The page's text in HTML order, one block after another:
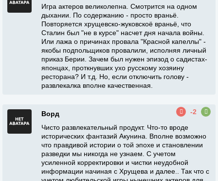
Игра актеров великолепна. Смотрится на одном
дыхании. По содержанию - просто враньё.
Повторяется хрущевско-жуковскоё враньё, что
Сталин был "не в курсе" насчет дня начала войны.
Или лажа о причинах провала "Красной капеллы" -
якобы подпольщиков провалили, исполняя личный
приказ Берии. Зачем был нужен эпизод о садистах-
японцах, проткнувших ухо русскому хозяину
ресторана? И т.д. Но, если отключить голову -
развлекалка вполне качественная.
Ворд
-2
Чисто развлекательный продукт. Что-то вроде
исторических фантазий Акунина. Вполне возможно
что правдивой истории о той эпохе и становлении
разведки мы никогда не узнаем. С учетом
усиленной корректировки и чистки неудобной
информации начиная с Хрущева и далее.. Так что с